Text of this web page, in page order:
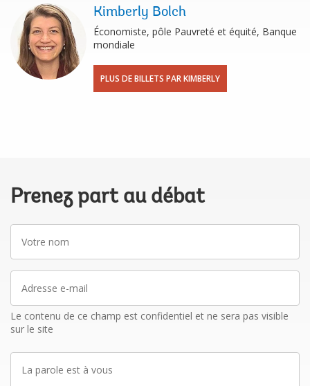
Kimberly Bolch
Économiste, pôle Pauvreté et équité, Banque
mondiale
PLUS DE BILLETS PAR KIMBERLY
Prenez part au débat
nom
mail
Le contenu de ce champ est confidentiel et ne sera pas visible
sur le site
parole